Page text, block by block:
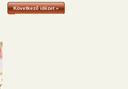
Következő idézet »